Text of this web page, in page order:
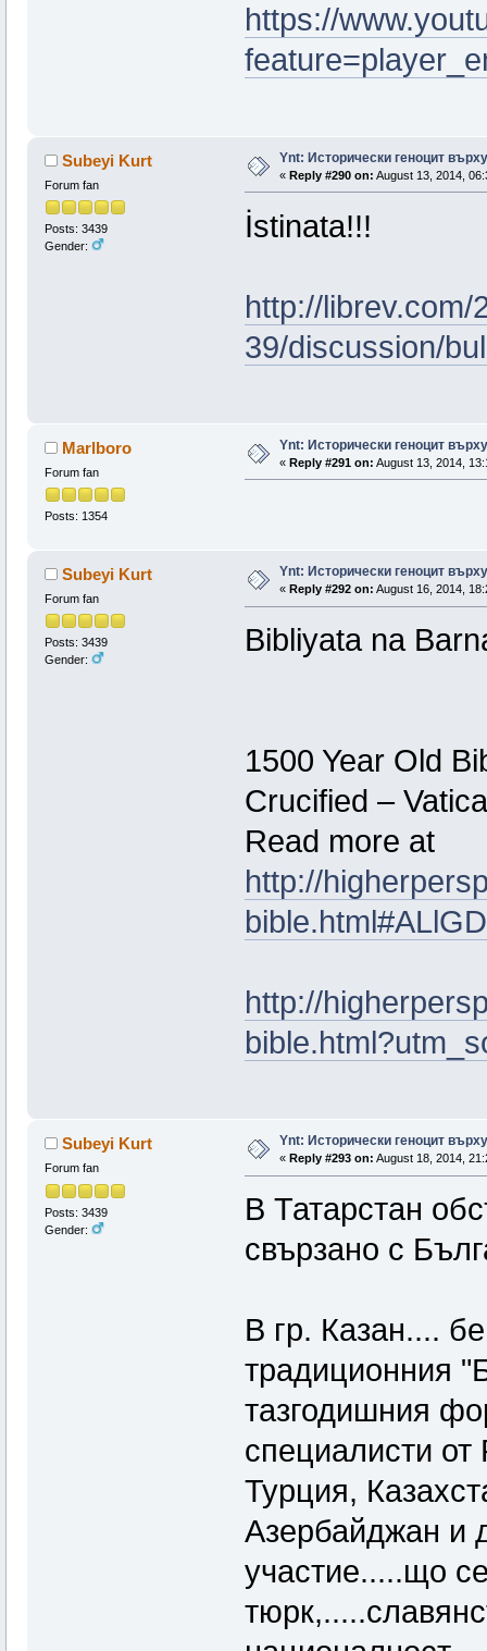
https://
Subeyi Kurt
Forum fan
Posts: 3439
Gender:
Ynt: Исторически геноцит
« Reply #290 on: August 13, 2014,
İstinata!!!
http://
39/discussion/
Marlboro
Forum fan
Posts: 1354
Ynt: Исторически геноцит
« Reply #291 on: August 13, 2014,
Subeyi Kurt
Forum fan
Posts: 3439
Gender:
Ynt: Исторически геноцит
« Reply #292 on: August 16, 2014,
Bibliyata na
1500 Year Old
Crucified –
Read more at
http://
http://
Subeyi Kurt
Forum fan
Posts: 3439
Gender:
Ynt: Исторически геноцит
« Reply #293 on: August 18, 2014,
В Татарстан
свързано с
В гр. Казан....
традиционния
тазгодишния
специалисти
Турция,
Азербайджан и
участие.....що